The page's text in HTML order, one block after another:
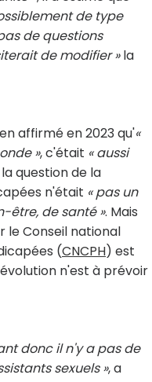
de type
de questions
de modifier »la
affirmé en 2023 qu'«
», c'était « aussi
question de la
n'était « pas un
être, de santé ». Mais
le Conseil national
(CNCPH) est
n'est à prévoir
donc il n'y a pas de
sexuels », a